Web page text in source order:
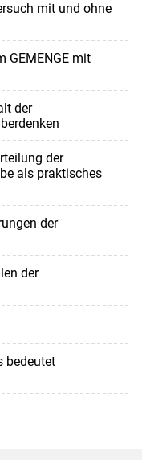
mit und ohne
GEMENGE mit
der
der
als praktisches
der
der
bedeutet